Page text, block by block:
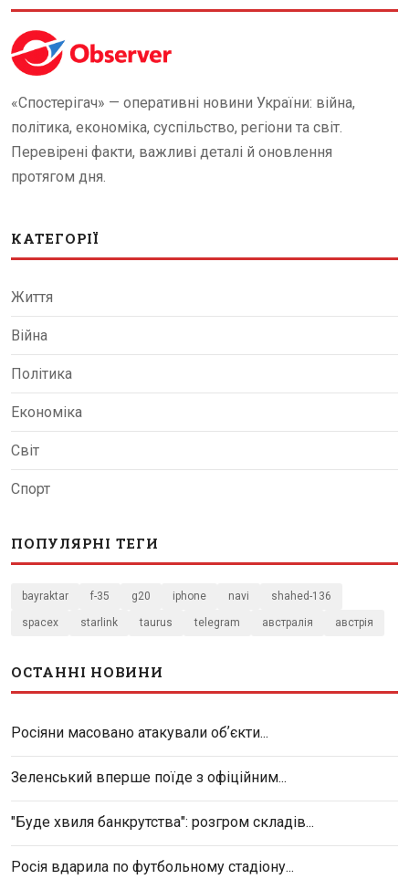
«Спостерігач» — оперативні новини України: війна,
політика, економіка, суспільство, регіони та світ.
Перевірені факти, важливі деталі й оновлення
протягом дня.
КАТЕГОРІЇ
Життя
Війна
Політика
Економіка
Світ
Спорт
ПОПУЛЯРНІ ТЕГИ
bayraktar f-35 g20 iphone navi shahed-136
spacex starlink taurus telegram австралія австрія
ОСТАННІ НОВИНИ
Росіяни масовано атакували обʼєкти...
Зеленський вперше поїде з офіційним...
"Буде хвиля банкрутства": розгром складів...
Росія вдарила по футбольному стадіону...